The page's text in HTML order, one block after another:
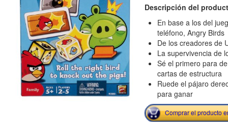
Descripción del
En base a los del
teléfono, Angry Birds
De los creadores de
La supervivencia de
Sé el primero para
cartas de estructura
Ruede el pájaro
para ganar
Comprar el producto